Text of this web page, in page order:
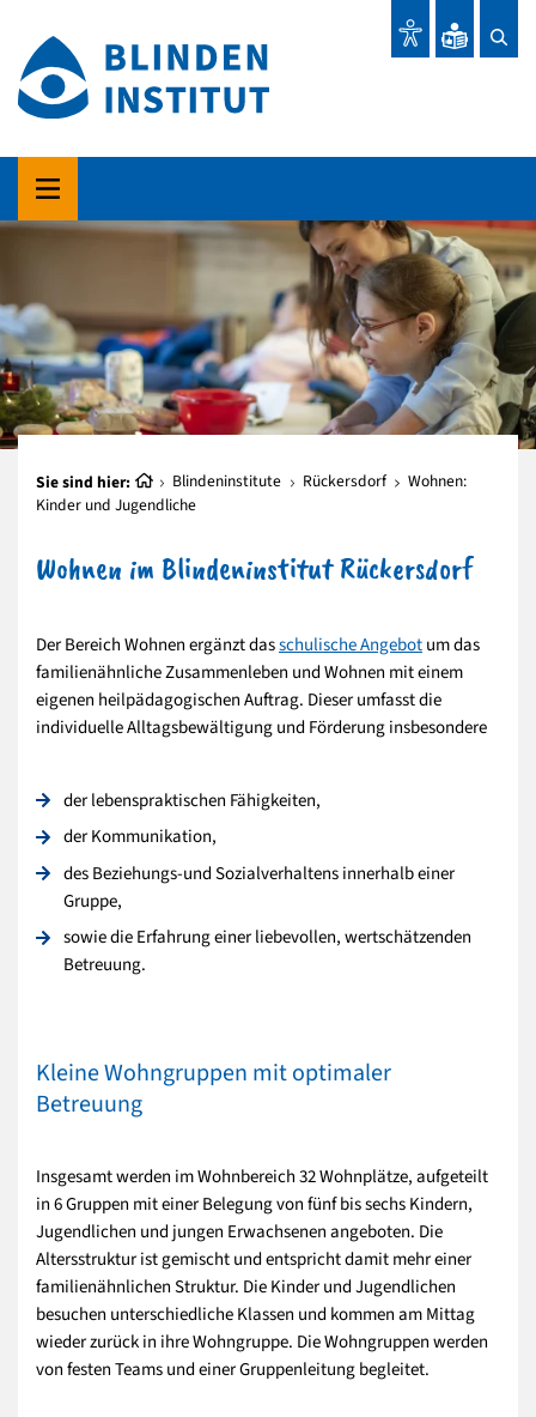
Sie sind hier: Blindeninstitute Rückersdorf
Wohnen:
Kinder und Jugendliche
Wohnen im Blindeninstitut Rückersdorf
Der Bereich Wohnen ergänzt dasschulische Angebotum das
familienähnliche Zusammenleben und Wohnen mit einem
eigenen heilpädagogischen Auftrag. Dieser umfasst die
individuelle Alltagsbewältigung und Förderung insbesondere
der lebenspraktischen Fähigkeiten,
der Kommunikation,
des Beziehungs-und Sozialverhaltens innerhalb einer
Gruppe,
sowie die Erfahrung einer liebevollen, wertschätzenden
Betreuung.
Kleine Wohngruppen mit optimaler
Betreuung
Insgesamt werden im Wohnbereich 32 Wohnplätze, aufgeteilt
in 6 Gruppen mit einer Belegung von fünf bis sechs Kindern,
Jugendlichen und jungen Erwachsenen angeboten. Die
Altersstruktur ist gemischt und entspricht damit mehr einer
familienähnlichen Struktur. Die Kinder und Jugendlichen
besuchen unterschiedliche Klassen und kommen am Mittag
wieder zurück in ihre Wohngruppe. Die Wohngruppen werden
von festen Teams und einer Gruppenleitung begleitet.